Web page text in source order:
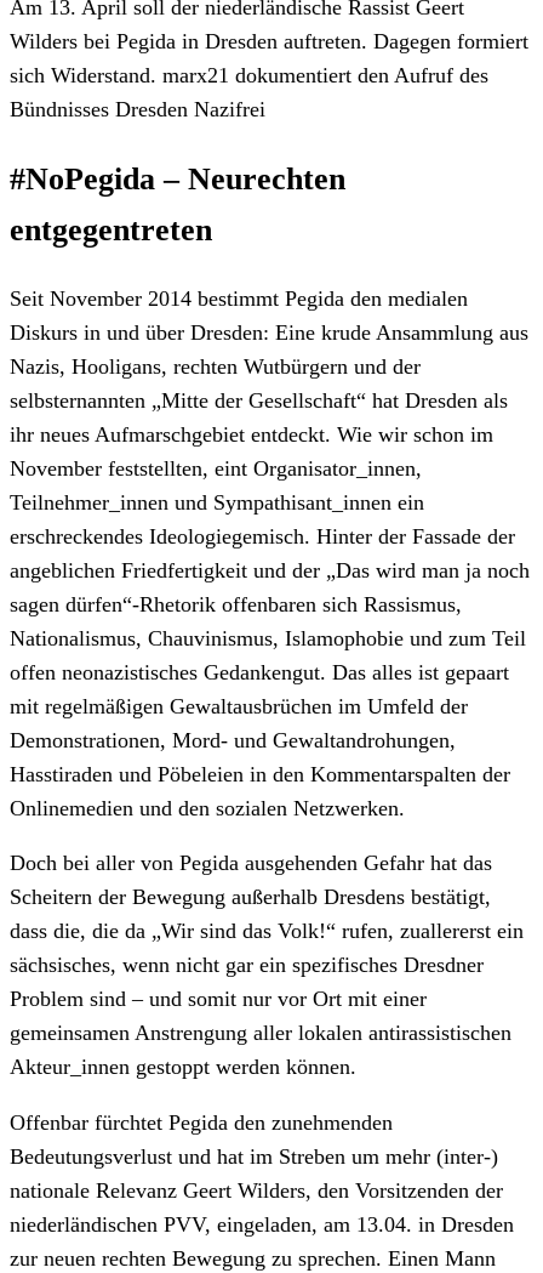
Am 13. April soll der niederländische Rassist Geert
Wilders bei Pegida in Dresden auftreten. Dagegen formiert
sich Widerstand. marx21 dokumentiert den Aufruf des
Bündnisses Dresden Nazifrei
#NoPegida – Neurechten
entgegentreten
Seit November 2014 bestimmt Pegida den medialen
Diskurs in und über Dresden: Eine krude Ansammlung aus
Nazis, Hooligans, rechten Wutbürgern und der
selbsternannten „Mitte der Gesellschaft“ hat Dresden als
ihr neues Aufmarschgebiet entdeckt. Wie wir schon im
November feststellten, eint Organisator_innen,
Teilnehmer_innen und Sympathisant_innen ein
erschreckendes Ideologiegemisch. Hinter der Fassade der
angeblichen Friedfertigkeit und der „Das wird man ja noch
sagen dürfen“-Rhetorik offenbaren sich Rassismus,
Nationalismus, Chauvinismus, Islamophobie und zum Teil
offen neonazistisches Gedankengut. Das alles ist gepaart
mit regelmäßigen Gewaltausbrüchen im Umfeld der
Demonstrationen, Mord- und Gewaltandrohungen,
Hasstiraden und Pöbeleien in den Kommentarspalten der
Onlinemedien und den sozialen Netzwerken.
Doch bei aller von Pegida ausgehenden Gefahr hat das
Scheitern der Bewegung außerhalb Dresdens bestätigt,
dass die, die da „Wir sind das Volk!“ rufen, zuallererst ein
sächsisches, wenn nicht gar ein spezifisches Dresdner
Problem sind – und somit nur vor Ort mit einer
gemeinsamen Anstrengung aller lokalen antirassistischen
Akteur_innen gestoppt werden können.
Offenbar fürchtet Pegida den zunehmenden
Bedeutungsverlust und hat im Streben um mehr (inter-)
nationale Relevanz Geert Wilders, den Vorsitzenden der
niederländischen PVV, eingeladen, am 13.04. in Dresden
zur neuen rechten Bewegung zu sprechen. Einen Mann